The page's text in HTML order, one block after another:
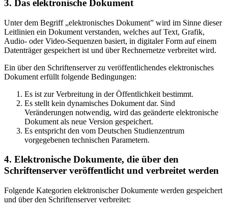
3. Das elektronische Dokument
Unter dem Begriff „elektronisches Dokument” wird im Sinne dieser
Leitlinien ein Dokument verstanden, welches auf Text, Grafik,
Audio- oder Video-Sequenzen basiert, in digitaler Form auf einem
Datenträger gespeichert ist und über Rechnernetze verbreitet wird.
Ein über den Schriftenserver zu veröffentlichendes elektronisches
Dokument erfüllt folgende Bedingungen:
Es ist zur Verbreitung in der Öffentlichkeit bestimmt.
Es stellt kein dynamisches Dokument dar. Sind
Veränderungen notwendig, wird das geänderte elektronische
Dokument als neue Version gespeichert.
Es entspricht den vom Deutschen Studienzentrum
vorgegebenen technischen Parametern.
4. Elektronische Dokumente, die über den
Schriftenserver veröffentlicht und verbreitet werden
Folgende Kategorien elektronischer Dokumente werden gespeichert
und über den Schriftenserver verbreitet: